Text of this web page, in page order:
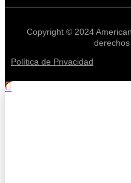
Copyright © 2024
derechos
Política de Privacidad